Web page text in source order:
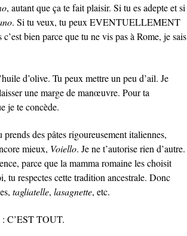
, autant que ça te fait plaisir. Si tu es adepte et si
. Si tu veux, tu peux EVENTUELLEMENT
c’est bien parce que tu ne vis pas à Rome, je sais
d’olive. Tu peux mettre un peu d’ail. Je
une marge de manœuvre. Pour ta
je te concède.
prends des pâtes rigoureusement italiennes,
mieux, Voiello. Je ne t’autorise rien d’autre.
parce que la mamma romaine les choisit
tu respectes cette tradition ancestrale. Donc
tagliatelle, lasagnette, etc.
: C’EST TOUT.